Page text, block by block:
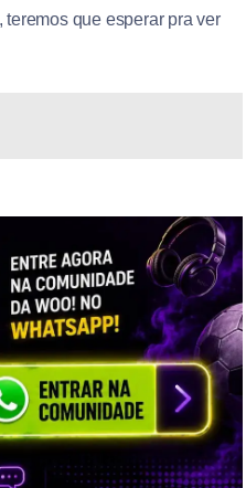
que esperar pra ver